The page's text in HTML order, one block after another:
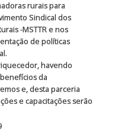
rurais para
Sindical dos
-MSTTR e nos
de políticas
havendo
da
e, desta parceria
e capacitações serão